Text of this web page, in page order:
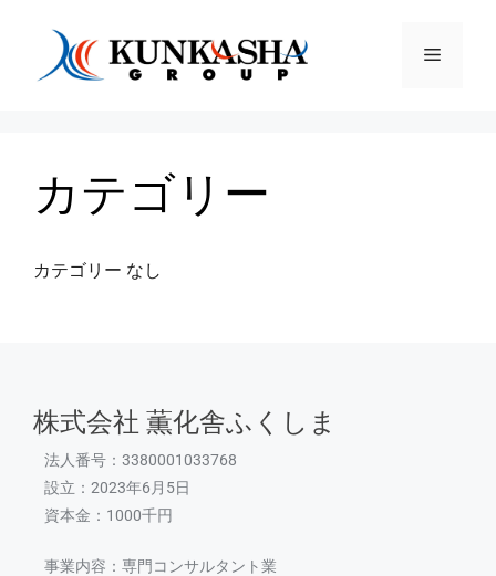
カテゴリー
カテゴリー なし
株式会社 薫化舎ふくしま
法人番号：3380001033768
設立：2023年6月5日
資本金：1000千円
事業内容：専門コンサルタント業